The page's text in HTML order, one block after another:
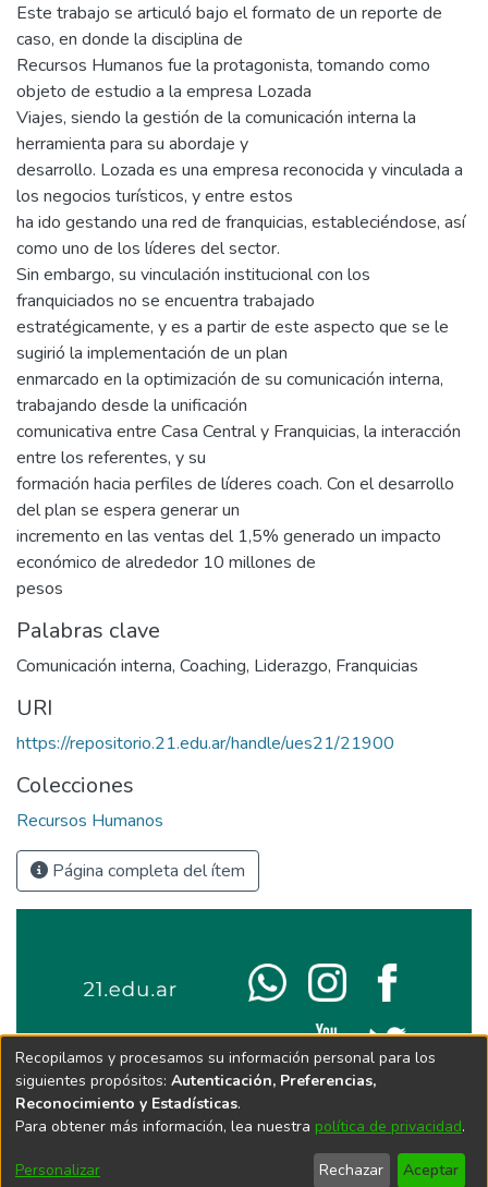
Este trabajo se articuló bajo el formato de un reporte de
caso, en donde la disciplina de
Recursos Humanos fue la protagonista, tomando como
objeto de estudio a la empresa Lozada
Viajes, siendo la gestión de la comunicación interna la
herramienta para su abordaje y
desarrollo. Lozada es una empresa reconocida y vinculada a
los negocios turísticos, y entre estos
ha ido gestando una red de franquicias, estableciéndose, así
como uno de los líderes del sector.
Sin embargo, su vinculación institucional con los
franquiciados no se encuentra trabajado
estratégicamente, y es a partir de este aspecto que se le
sugirió la implementación de un plan
enmarcado en la optimización de su comunicación interna,
trabajando desde la unificación
comunicativa entre Casa Central y Franquicias, la interacción
entre los referentes, y su
formación hacia perfiles de líderes coach. Con el desarrollo
del plan se espera generar un
incremento en las ventas del 1,5% generado un impacto
económico de alrededor 10 millones de
pesos
Palabras clave
Comunicación interna, Coaching, Liderazgo, Franquicias
URI
https://repositorio.21.edu.ar/handle/ues21/21900
Colecciones
Recursos Humanos
Página completa del ítem
Recopilamos y procesamos su información personal para los
siguientes propósitos: Autenticación, Preferencias,
Reconocimiento y Estadísticas.
Para obtener más información, lea nuestra política de privacidad.
Personalizar Rechazar Aceptar